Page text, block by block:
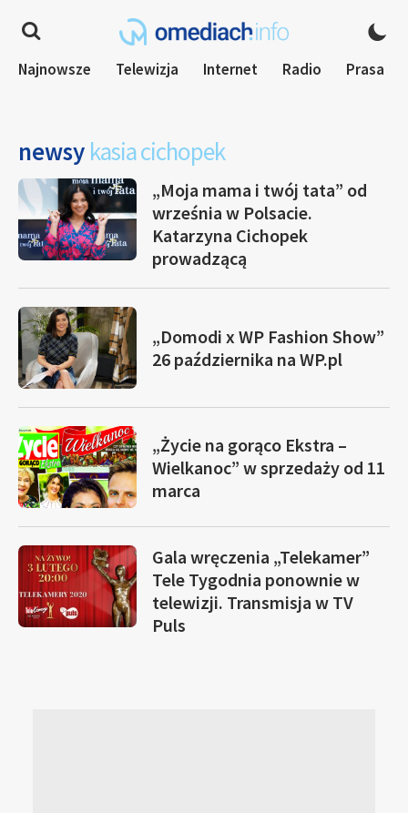
Najnowsze Telewizja Internet Radio Prasa
newsy kasia cichopek
„Moja mama i twój tata” od
września w Polsacie.
Katarzyna Cichopek
prowadzącą
„Domodi x WP Fashion Show”
26 października na WP.pl
„Życie na gorąco Ekstra –
Wielkanoc” w sprzedaży od 11
marca
Gala wręczenia „Telekamer”
Tele Tygodnia ponownie w
telewizji. Transmisja w TV
Puls